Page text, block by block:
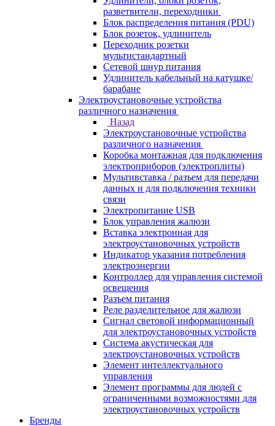
разветвители, переходники
Блок распределения питания (PDU)
Блок розеток, удлинитель
Переходник розетки
мультистандартный
Сетевой шнур питания
Удлинитель кабельный на катушке/
барабане
Электроустановочные устройства
различного назначения
Назад
Электроустановочные устройства
различного назначения
Коробка монтажная для подключения
электроприборов (электроплиты)
Мультивставка / разъем для передачи
данных и для подключения техники
связи
Электропитание USB
Блок управления жалюзи
Вставка электронная для
электроустановочных устройств
Индикатор указания потребления
электроэнергии
Контроллер для управления системой
освещения
Разъем питания
Реле разделительное для жалюзи
Сигнал световой информационный
для электроустановочных устройств
Система акустическая для
электроустановочных устройств
Элемент интеллектуального
управления
Элемент программы для людей с
ограниченными возможностями для
электроустановочных устройств
Бренды